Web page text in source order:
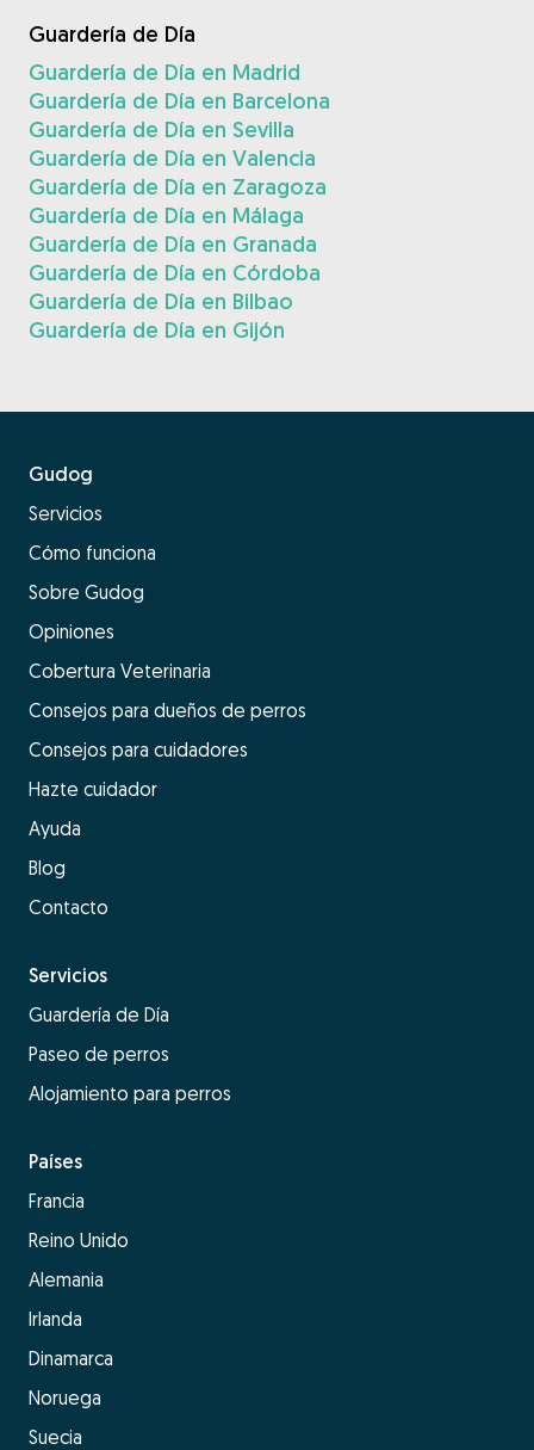
Guardería de Día
Guardería de Día en Madrid
Guardería de Día en Barcelona
Guardería de Día en Sevilla
Guardería de Día en Valencia
Guardería de Día en Zaragoza
Guardería de Día en Málaga
Guardería de Día en Granada
Guardería de Día en Córdoba
Guardería de Día en Bilbao
Guardería de Día en Gijón
Gudog
Servicios
Cómo funciona
Sobre Gudog
Opiniones
Cobertura Veterinaria
Consejos para dueños de perros
Consejos para cuidadores
Hazte cuidador
Ayuda
Blog
Contacto
Servicios
Guardería de Día
Paseo de perros
Alojamiento para perros
Países
Francia
Reino Unido
Alemania
Irlanda
Dinamarca
Noruega
Suecia